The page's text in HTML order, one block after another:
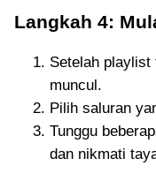
Langkah 4:
Setelah playlist
muncul.
Pilih saluran
Tunggu
dan nikmati